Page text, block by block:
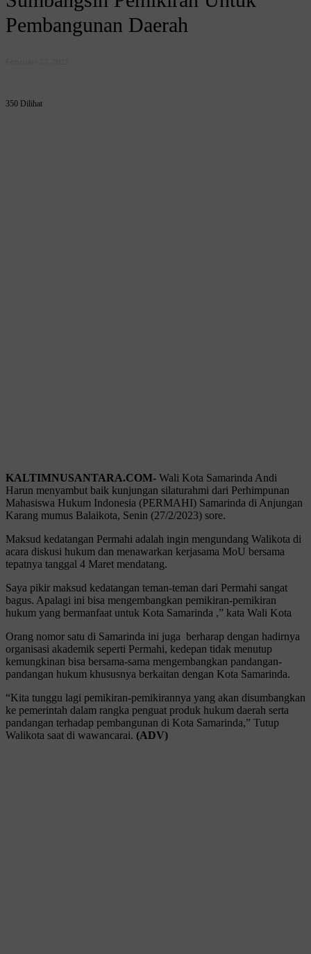
Pembangunan Daerah
350 Dilihat
KALTIMNUSANTARA.COM- Wali Kota Samarinda Andi
Harun menyambut baik kunjungan silaturahmi dari Perhimpunan
Mahasiswa Hukum Indonesia (PERMAHI) Samarinda di Anjungan
Karang mumus Balaikota, Senin (27/2/2023) sore.
Maksud kedatangan Permahi adalah ingin mengundang Walikota di
acara diskusi hukum dan menawarkan kerjasama MoU bersama
tepatnya tanggal 4 Maret mendatang.
Saya pikir maksud kedatangan teman-teman dari Permahi sangat
bagus. Apalagi ini bisa mengembangkan pemikiran-pemikiran
hukum yang bermanfaat untuk Kota Samarinda ,” kata Wali Kota
Orang nomor satu di Samarinda ini juga berharap dengan hadirnya
organisasi akademik seperti Permahi, kedepan tidak menutup
kemungkinan bisa bersama-sama mengembangkan pandangan-
pandangan hukum khususnya berkaitan dengan Kota Samarinda.
“Kita tunggu lagi pemikiran-pemikirannya yang akan disumbangkan
ke pemerintah dalam rangka penguat produk hukum daerah serta
pandangan terhadap pembangunan di Kota Samarinda,” Tutup
Walikota saat di wawancarai. (ADV)